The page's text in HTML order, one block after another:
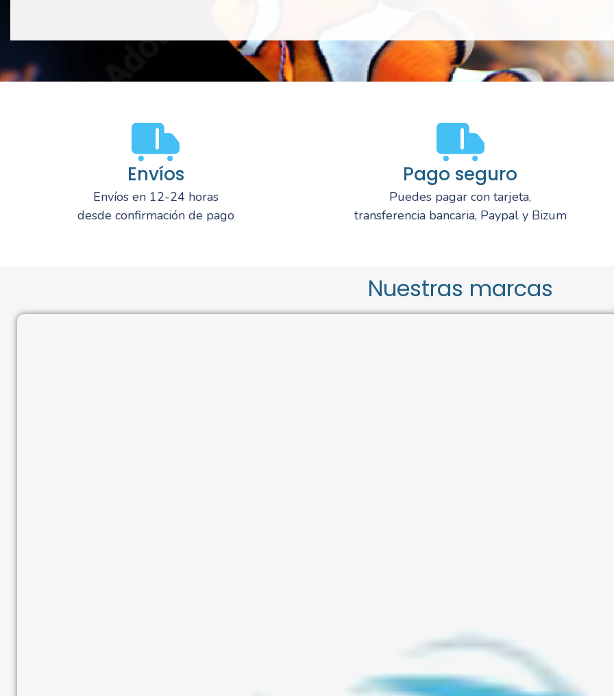
Envíos
Envíos en 12-24 horas
desde confirmación de pago
Pago seguro
Puedes pagar con tarjeta,
transferencia bancaria, Paypal y Bizum
Nuestras marcas